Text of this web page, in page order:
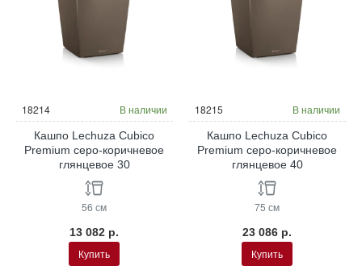
18214 В наличии
Кашпо Lechuza Cubico
Premium серо-коричневое
глянцевое 30
56 см
13 082 р.
Купить
18215 В наличии
Кашпо Lechuza Cubico
Premium серо-коричневое
глянцевое 40
75 см
23 086 р.
Купить